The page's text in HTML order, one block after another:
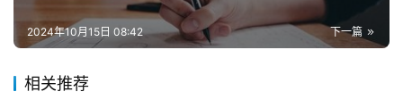
职
目
3. 之后我们也就会进入到的界面里面了，当然在
因此我们如果没有交纳的话，也可以先交纳。
下一篇
2024年10月15日 08:42
相关推荐